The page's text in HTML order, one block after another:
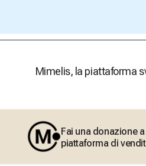
Mimelis, la piattaforma
Fai una donazione a
piattaforma di